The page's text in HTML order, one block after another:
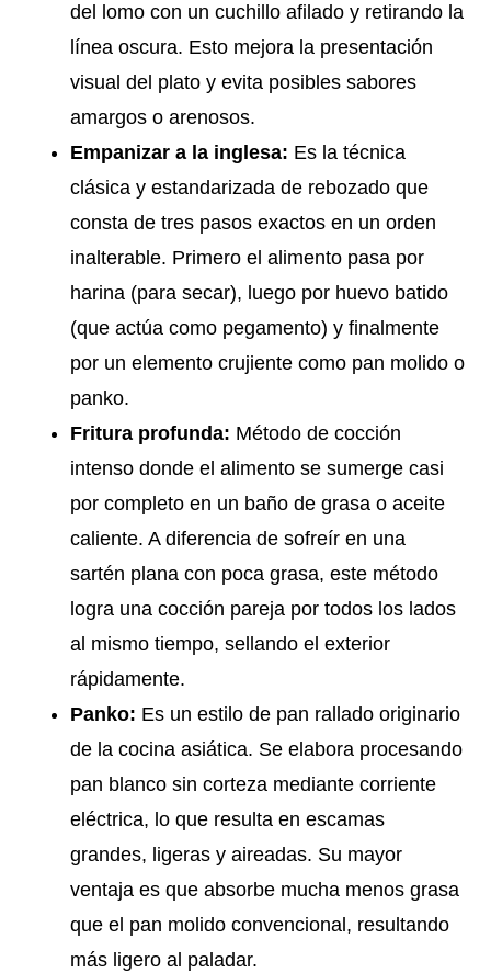
del lomo con un cuchillo afilado y retirando la
línea oscura. Esto mejora la presentación
visual del plato y evita posibles sabores
amargos o arenosos.
Empanizar a la inglesa: Es la técnica
clásica y estandarizada de rebozado que
consta de tres pasos exactos en un orden
inalterable. Primero el alimento pasa por
harina (para secar), luego por huevo batido
(que actúa como pegamento) y finalmente
por un elemento crujiente como pan molido o
panko.
Fritura profunda: Método de cocción
intenso donde el alimento se sumerge casi
por completo en un baño de grasa o aceite
caliente. A diferencia de sofreír en una
sartén plana con poca grasa, este método
logra una cocción pareja por todos los lados
al mismo tiempo, sellando el exterior
rápidamente.
Panko: Es un estilo de pan rallado originario
de la cocina asiática. Se elabora procesando
pan blanco sin corteza mediante corriente
eléctrica, lo que resulta en escamas
grandes, ligeras y aireadas. Su mayor
ventaja es que absorbe mucha menos grasa
que el pan molido convencional, resultando
más ligero al paladar.